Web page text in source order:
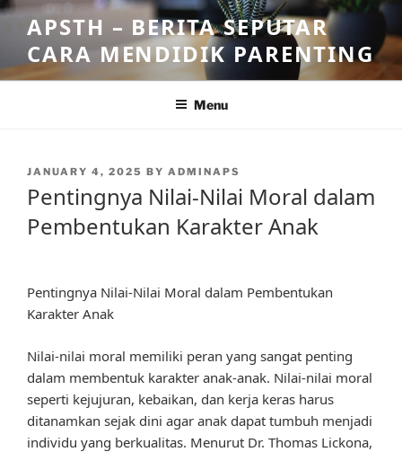
Skip
content
APSTH – BERITA SEPUTAR
CARA MENDIDIK PARENTING
Menu
POSTED
JANUARY 4, 2025 BY ADMINAPS
Pentingnya Nilai-Nilai Moral dalam
Pembentukan Karakter Anak
Pentingnya Nilai-Nilai Moral dalam Pembentukan
Karakter Anak
Nilai-nilai moral memiliki peran yang sangat penting
dalam membentuk karakter anak-anak. Nilai-nilai moral
seperti kejujuran, kebaikan, dan kerja keras harus
ditanamkan sejak dini agar anak dapat tumbuh menjadi
individu yang berkualitas. Menurut Dr. Thomas Lickona,